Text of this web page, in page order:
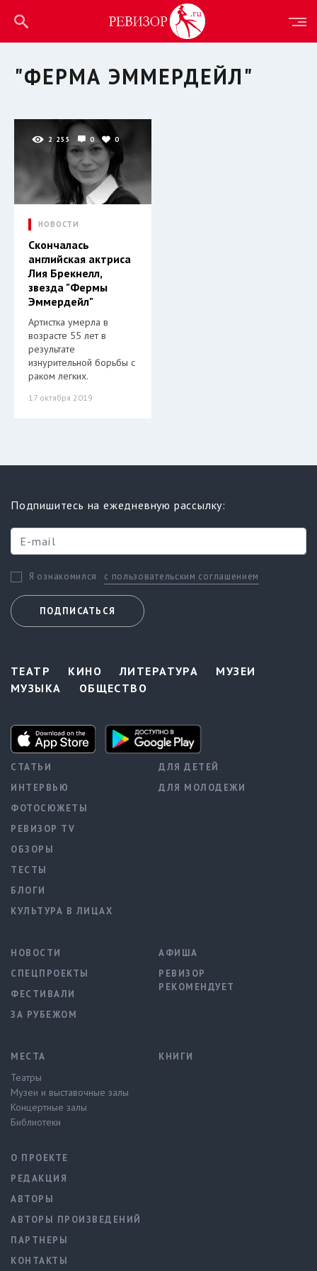
"ФЕРМА ЭММЕРДЕЙЛ"
2 255 0 0
НОВОСТИ
Скончалась
английская актриса
Лия Брекнелл,
звезда "Фермы
Эммердейл"
Артистка умерла в
возрасте 55 лет в
результате
изнурительной борьбы с
раком легких.
17 октября 2019
Подпишитесь на ежедневную рассылку:
Я ознакомился с пользовательским соглашением
ПОДПИСАТЬСЯ
ТЕАТР КИНО ЛИТЕРАТУРА
МУЗЕИ
МУЗЫКА
ОБЩЕСТВО
СТАТЬИ
ИНТЕРВЬЮ
ФОТОСЮЖЕТЫ
РЕВИЗОР TV
ОБЗОРЫ
ТЕСТЫ
БЛОГИ
КУЛЬТУРА В ЛИЦАХ
ДЛЯ ДЕТЕЙ
ДЛЯ МОЛОДЕЖИ
НОВОСТИ
СПЕЦПРОЕКТЫ
ФЕСТИВАЛИ
ЗА РУБЕЖОМ
АФИША
РЕВИЗОР
РЕКОМЕНДУЕТ
МЕСТА
Театры
Музеи и выставочные залы
Концертные залы
Библиотеки
КНИГИ
О ПРОЕКТЕ
РЕДАКЦИЯ
АВТОРЫ
АВТОРЫ ПРОИЗВЕДЕНИЙ
ПАРТНЕРЫ
КОНТАКТЫ